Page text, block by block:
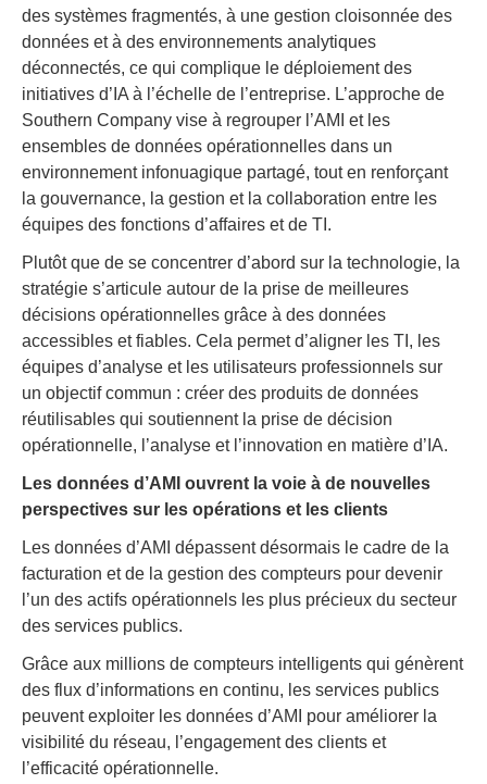
des systèmes fragmentés, à une gestion cloisonnée des
données et à des environnements analytiques
déconnectés, ce qui complique le déploiement des
initiatives d’IA à l’échelle de l’entreprise. L’approche de
Southern Company vise à regrouper l’AMI et les
ensembles de données opérationnelles dans un
environnement infonuagique partagé, tout en renforçant
la gouvernance, la gestion et la collaboration entre les
équipes des fonctions d’affaires et de TI.
Plutôt que de se concentrer d’abord sur la technologie, la
stratégie s’articule autour de la prise de meilleures
décisions opérationnelles grâce à des données
accessibles et fiables. Cela permet d’aligner les TI, les
équipes d’analyse et les utilisateurs professionnels sur
un objectif commun : créer des produits de données
réutilisables qui soutiennent la prise de décision
opérationnelle, l’analyse et l’innovation en matière d’IA.
Les données d’AMI ouvrent la voie à de nouvelles
perspectives sur les opérations et les clients
Les données d’AMI dépassent désormais le cadre de la
facturation et de la gestion des compteurs pour devenir
l’un des actifs opérationnels les plus précieux du secteur
des services publics.
Grâce aux millions de compteurs intelligents qui génèrent
des flux d’informations en continu, les services publics
peuvent exploiter les données d’AMI pour améliorer la
visibilité du réseau, l’engagement des clients et
l’efficacité opérationnelle.